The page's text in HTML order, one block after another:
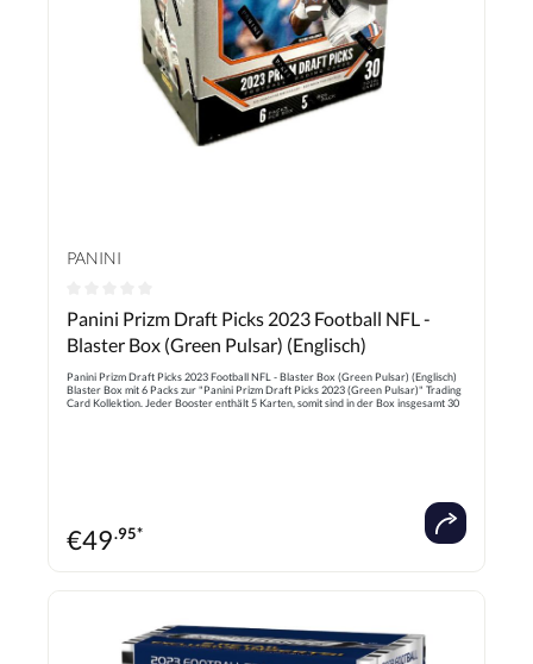
PANINI
Durchschnittliche Bewertung von 0 von 5 Sternen
Panini Prizm Draft Picks 2023 Football NFL -
Blaster Box (Green Pulsar) (Englisch)
Panini Prizm Draft Picks 2023 Football NFL - Blaster Box (Green Pulsar) (Englisch)
Blaster Box mit 6 Packs zur "Panini Prizm Draft Picks 2023 (Green Pulsar)" Trading
Card Kollektion. Jeder Booster enthält 5 Karten, somit sind in der Box insgesamt 30
€49.95*